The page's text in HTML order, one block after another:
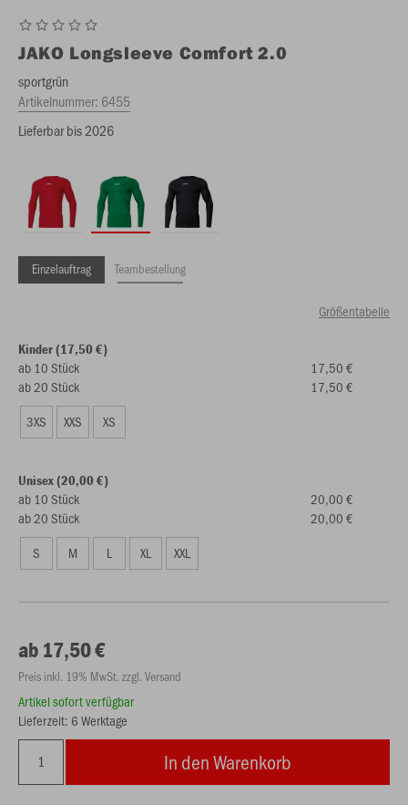
JAKO Longsleeve Comfort 2.0
sportgrün
Artikelnummer: 6455
Lieferbar bis 2026
Einzelauftrag Teambestellung
Größentabelle
Kinder (17,50 €)
ab 10 Stück
17,50 €
ab 20 Stück
17,50 €
3XS
XXS XS
Unisex (20,00 €)
ab 10 Stück
20,00 €
ab 20 Stück
20,00 €
S
M L XL XXL
ab 17,50 €
Preis inkl. 19% MwSt. zzgl. Versand
Artikel sofort verfügbar
Lieferzeit: 6 Werktage
In den Warenkorb